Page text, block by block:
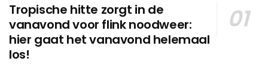
Tropische hitte zorgt in de
vanavond voor flink noodweer:
hier gaat het vanavond helemaal
los!